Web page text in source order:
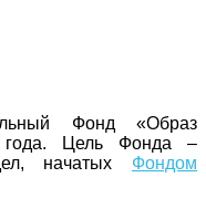
Фонд «Образ
Цель Фонда –
начатых Фондом